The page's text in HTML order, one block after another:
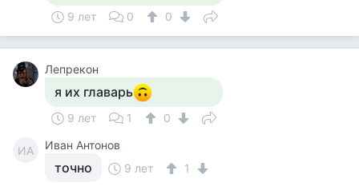
9 лет 0 0
Лепрекон
я их главарь
9 лет 1 0
ИА Иван Антонов
точно 9 лет 1